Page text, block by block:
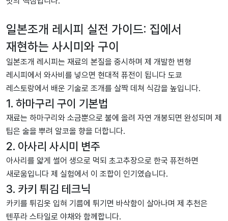
일본조개 레시피 실전 가이드: 집에서
재현하는 사시미와 구이
일본조개 레시피는 재료의 본질을 중시하며 제 개발한 변형
레시피에서 와사비를 넣으면 현대적 퓨전이 됩니다 도쿄
레스토랑에서 배운 기술로 조개를 살짝 데쳐 식감을 높입니다.
1. 하마구리 구이 기본법
재료는 하마구리와 소금뿐으로 불에 올려 자연 개봉되면 완성되며 제
팁은 술을 뿌려 알코올 향을 더합니다.
2. 아사리 사시미 변주
아사리를 얇게 썰어 생으로 먹되 초고추장으로 한국 퓨전하면
새로움입니다 제 실험에서 이 조합이 인기였습니다.
3. 카키 튀김 테크닉
카키를 튀김옷 입혀 기름에 튀기면 바삭함이 살아나며 제 추천은
텐푸라 스타일로 야채와 함께합니다.